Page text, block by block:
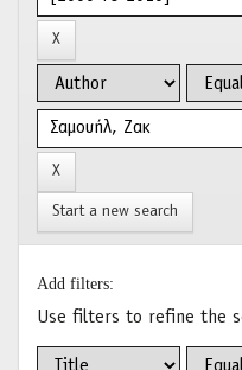
Start a new search
Add filters:
Use filters to refine the